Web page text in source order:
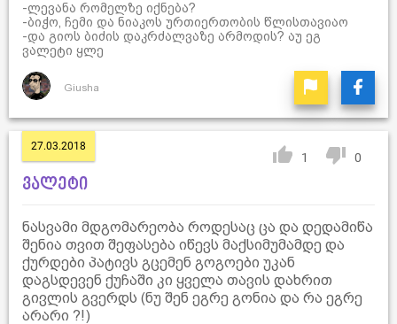
-ლევანა რომელზე იქნება?
-ბიჭო, ჩემი და ნიაკოს ურთიერთობის წლისთავიაო
-და გიოს ბიძის დაკრძალვაზე არმოდის? აუ ეგ
ვალეტი ყლე
Giusha
27.03.2018
1 0
ვალეტი
ნასვამი მდგომარეობა როდესაც ცა და დედამიწა
შენია თვით შეფასება იწევს მაქსიმუმამდე და
ქურდები პატივს გცემენ გოგოები უკან
დაგსდევენ ქუჩაში კი ყველა თავის დახრით
გივლის გვერდს (ნუ შენ ეგრე გონია და რა ეგრე
არარი ?!)